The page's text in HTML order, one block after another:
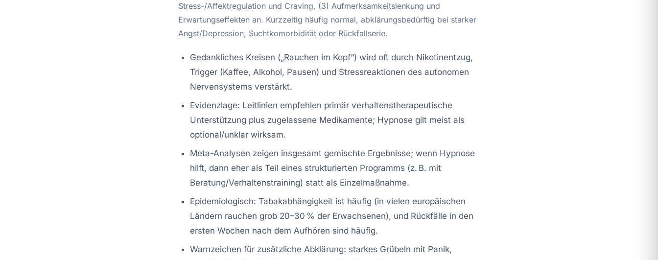
Stress-/Affektregulation und Craving, (3) Aufmerksamkeitslenkung und
Erwartungseffekten an. Kurzzeitig häufig normal, abklärungsbedürftig bei starker
Angst/Depression, Suchtkomorbidität oder Rückfallserie.
Gedankliches Kreisen („Rauchen im Kopf“) wird oft durch Nikotinentzug,
Trigger (Kaffee, Alkohol, Pausen) und Stressreaktionen des autonomen
Nervensystems verstärkt.
Evidenzlage: Leitlinien empfehlen primär verhaltenstherapeutische
Unterstützung plus zugelassene Medikamente; Hypnose gilt meist als
optional/unklar wirksam.
Meta-Analysen zeigen insgesamt gemischte Ergebnisse; wenn Hypnose
hilft, dann eher als Teil eines strukturierten Programms (z. B. mit
Beratung/Verhaltenstraining) statt als Einzelmaßnahme.
Epidemiologisch: Tabakabhängigkeit ist häufig (in vielen europäischen
Ländern rauchen grob 20–30 % der Erwachsenen), und Rückfälle in den
ersten Wochen nach dem Aufhören sind häufig.
Warnzeichen für zusätzliche Abklärung: starkes Grübeln mit Panik,